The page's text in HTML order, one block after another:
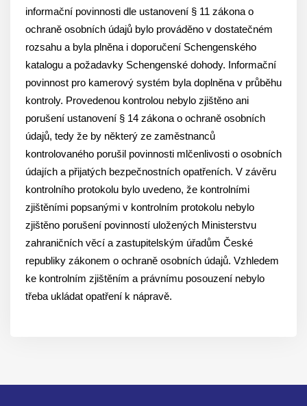
informační povinnosti dle ustanovení § 11 zákona o
ochraně osobních údajů bylo prováděno v dostatečném
rozsahu a byla plněna i doporučení Schengenského
katalogu a požadavky Schengenské dohody. Informační
povinnost pro kamerový systém byla doplněna v průběhu
kontroly. Provedenou kontrolou nebylo zjištěno ani
porušení ustanovení § 14 zákona o ochraně osobních
údajů, tedy že by některý ze zaměstnanců
kontrolovaného porušil povinnosti mlčenlivosti o osobních
údajích a přijatých bezpečnostních opatřeních. V závěru
kontrolního protokolu bylo uvedeno, že kontrolními
zjištěními popsanými v kontrolním protokolu nebylo
zjištěno porušení povinností uložených Ministerstvu
zahraničních věcí a zastupitelským úřadům České
republiky zákonem o ochraně osobních údajů. Vzhledem
ke kontrolním zjištěním a právnímu posouzení nebylo
třeba ukládat opatření k nápravě.